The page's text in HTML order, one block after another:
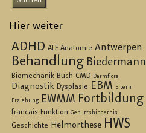
Hier weiter
ADHD ALF Anatomie Antwerpen
Behandlung Biedermann
Biomechanik Buch CMD Darmflora
Diagnostik Dysplasie EBM Eltern
Erziehung EWMM Fortbildung
francais Funktion Geburtshindernis
Geschichte Helmorthese HWS